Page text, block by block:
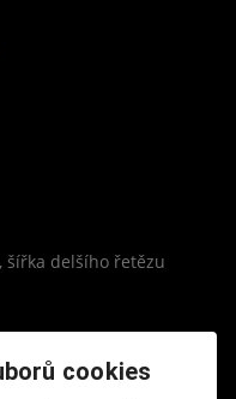
šířka delšího řetězu
cookies